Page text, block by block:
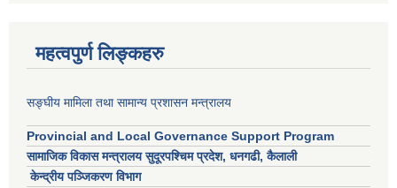
महत्वपुर्ण लिङ्कहरु
सङ्घीय मामिला तथा सामान्य प्रशासन मन्त्रालय
Provincial and Local Governance Support Program
सामाजिक विकास मन्त्रालय सुदूरपश्चिम प्रदेश, धनगढी, कैलाली
केन्द्रीय पञ्जिकरण विभाग